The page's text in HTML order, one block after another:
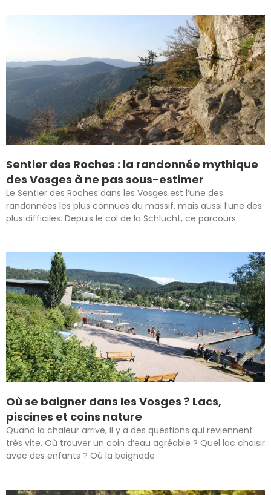
Sentier des Roches : la randonnée mythique
des Vosges à ne pas sous-estimer
Le Sentier des Roches dans les Vosges est l’une des
randonnées les plus connues du massif, mais aussi l’une des
plus difficiles. Depuis le col de la Schlucht, ce parcours
Où se baigner dans les Vosges ? Lacs,
piscines et coins nature
Quand la chaleur arrive, il y a des questions qui reviennent
très vite. Où trouver un coin d’eau agréable ? Quel lac choisir
avec des enfants ? Où la baignade